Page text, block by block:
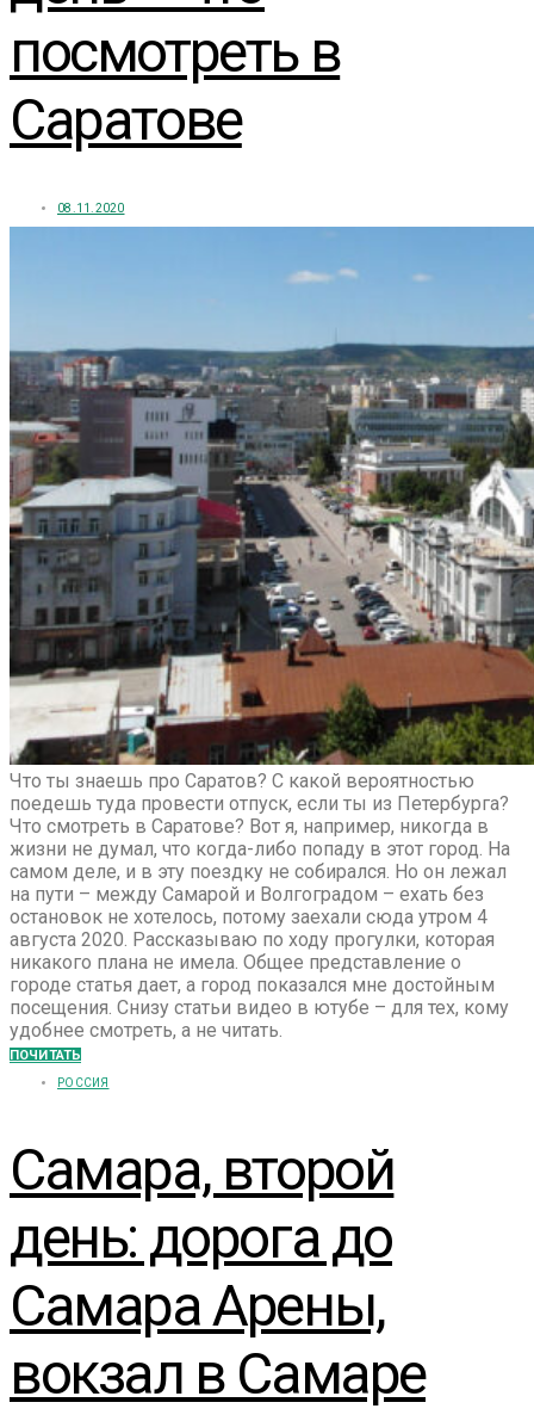
посмотреть в
Саратове
08.11.2020
Что ты знаешь про Саратов? С какой вероятностью
поедешь туда провести отпуск, если ты из Петербурга?
Что смотреть в Саратове? Вот я, например, никогда в
жизни не думал, что когда-либо попаду в этот город. На
самом деле, и в эту поездку не собирался. Но он лежал
на пути – между Самарой и Волгоградом – ехать без
остановок не хотелось, потому заехали сюда утром 4
августа 2020. Рассказываю по ходу прогулки, которая
никакого плана не имела. Общее представление о
городе статья дает, а город показался мне достойным
посещения. Снизу статьи видео в ютубе – для тех, кому
удобнее смотреть, а не читать.
ПОЧИТАТЬ
РОССИЯ
Самара, второй
день: дорога до
Самара Арены,
вокзал в Самаре